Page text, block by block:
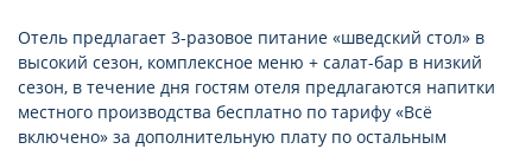
Отель предлагает 3-разовое питание «шведский стол» в
высокий сезон, комплексное меню + салат-бар в низкий
сезон, в течение дня гостям отеля предлагаются напитки
местного производства бесплатно по тарифу «Всё
включено» за дополнительную плату по остальным